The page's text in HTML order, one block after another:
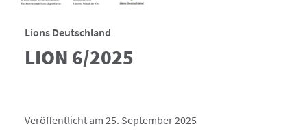
Lions Deutschland
LION 6/2025
Veröffentlicht am 25. September 2025